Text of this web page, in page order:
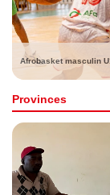
Provinces